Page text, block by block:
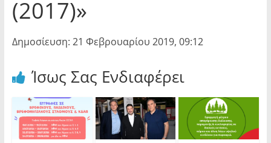
(2017)»
Δημοσίευση: 21 Φεβρουαρίου 2019, 09:12
Ίσως Σας Ενδιαφέρει